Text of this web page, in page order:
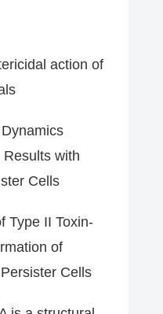
action of
with
Cells
Type II Toxin-
of
Cells